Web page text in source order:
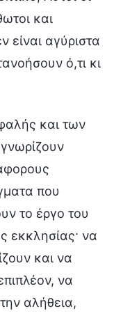
και
είναι αγύριστα
ό,τι κι
και των
που
το έργο του
εκκλησίας· να
και να
να
αλήθεια,